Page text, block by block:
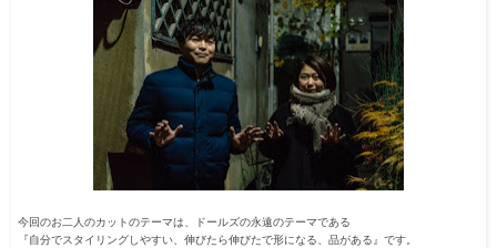
今回のお二人のカットのテーマは、ドールズの永遠のテーマである
『自分でスタイリングしやすい、伸びたら伸びたで形になる、品がある』です。